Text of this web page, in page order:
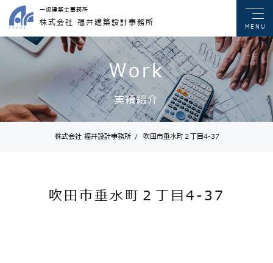
MENU
一級建築士事務所
株式会社 福井建築設計事務所
Work
実績紹介
株式会社 福井設計事務所 / 吹田市垂水町２丁目4-37
吹田市垂水町２丁目4-37